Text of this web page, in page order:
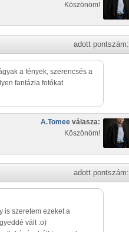
Köszönöm!
adott pontszám:
a fények, szerencsés a
fantázia fotókat.
A.Tomee válasza:
Köszönöm!
adott pontszám:
is szeretem ezeket a
vált :o)